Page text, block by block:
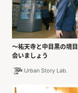
〜祐天寺と中目黒の境
会いましょう
Urban Story Lab.